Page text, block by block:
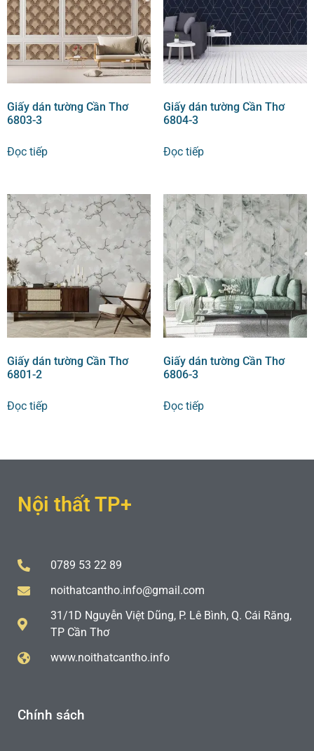
Giấy dán tường Cần Thơ
6803-3
Đọc tiếp
Giấy dán tường Cần Thơ
6804-3
Đọc tiếp
Giấy dán tường Cần Thơ
6801-2
Đọc tiếp
Giấy dán tường Cần Thơ
6806-3
Đọc tiếp
Nội thất TP+
0789 53 22 89
noithatcantho.info@gmail.com
31/1D Nguyễn Việt Dũng, P. Lê Bình, Q. Cái Răng,
TP Cần Thơ
www.noithatcantho.info
Chính sách